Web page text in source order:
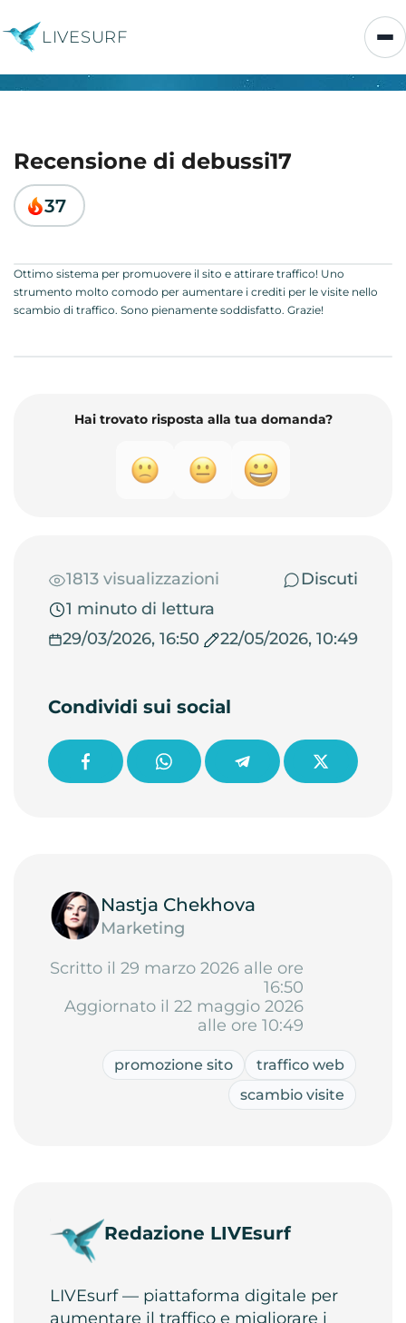
LIVESURF
Recensione di debussi17
37
Ottimo sistema per promuovere il sito e attirare traffico! Uno
strumento molto comodo per aumentare i crediti per le visite nello
scambio di traffico. Sono pienamente soddisfatto. Grazie!
Hai trovato risposta alla tua domanda?
1813 visualizzazioni
Discuti
1 minuto di lettura
29/03/2026, 16:50
22/05/2026, 10:49
Condividi sui social
Nastja Chekhova
Marketing
Scritto il 29 marzo 2026 alle ore
16:50
Aggiornato il 22 maggio 2026
alle ore 10:49
promozione sito
traffico web
scambio visite
Redazione LIVEsurf
LIVEsurf — piattaforma digitale per
aumentare il traffico e migliorare i